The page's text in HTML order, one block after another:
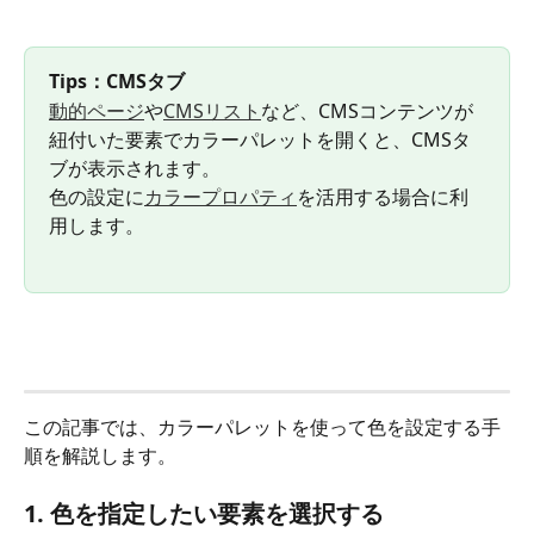
Tips：CMSタブ
動的ページやCMSリスト など、CMSコンテンツが
紐付いた要素でカラーパレットを開くと、CMSタ
ブが表示されます。
色の設定にカラープロパティ を活用する場合に利
用します。
この記事では、カラーパレットを使って色を設定する手
順を解説します。
1. 色を指定したい要素を選択する